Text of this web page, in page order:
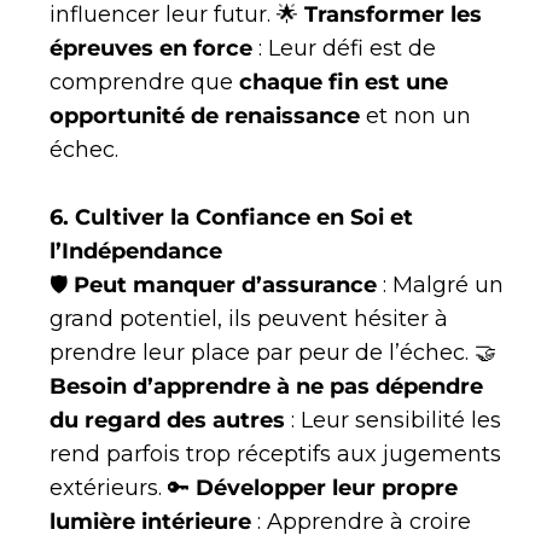
influencer leur futur. 🌟 Transformer les
épreuves en force : Leur défi est de
comprendre que chaque fin est une
opportunité de renaissance et non un
échec.
6. Cultiver la Confiance en Soi et
l’Indépendance
🛡 Peut manquer d’assurance : Malgré un
grand potentiel, ils peuvent hésiter à
prendre leur place par peur de l’échec. 🤝
Besoin d’apprendre à ne pas dépendre
du regard des autres : Leur sensibilité les
rend parfois trop réceptifs aux jugements
extérieurs. 🔑 Développer leur propre
lumière intérieure : Apprendre à croire